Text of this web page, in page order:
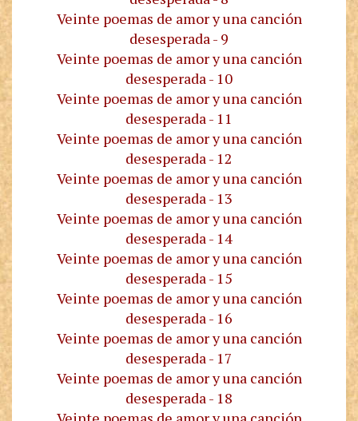
Veinte poemas de amor y una canción
desesperada - 9
Veinte poemas de amor y una canción
desesperada - 10
Veinte poemas de amor y una canción
desesperada - 11
Veinte poemas de amor y una canción
desesperada - 12
Veinte poemas de amor y una canción
desesperada - 13
Veinte poemas de amor y una canción
desesperada - 14
Veinte poemas de amor y una canción
desesperada - 15
Veinte poemas de amor y una canción
desesperada - 16
Veinte poemas de amor y una canción
desesperada - 17
Veinte poemas de amor y una canción
desesperada - 18